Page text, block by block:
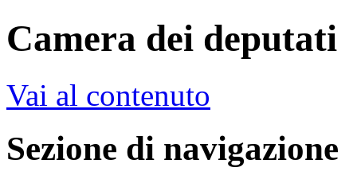
Camera dei deputati
Vai al contenuto
Sezione di navigazione